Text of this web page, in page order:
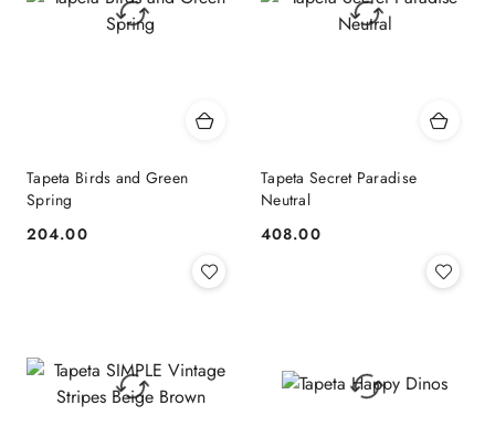
Tapeta Birds and Green
Spring
Cena:
204.00
Tapeta Secret Paradise
Neutral
Cena:
408.00